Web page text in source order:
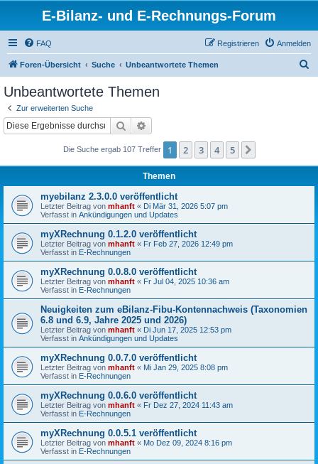
E-Bilanz- und E-Rechnungs-Forum
FAQ Anmelden
Registrieren
Foren-Übersicht Suche Unbeantwortete Themen
Unbeantwortete Themen
Zur erweiterten Suche
Suche
Die Suche ergab 107 Treffer 1 2 3 4 5
Themen
myebilanz 2.3.0.0 veröffentlicht
Letzter Beitrag von mhanft « Di Mär 31, 2026 5:07 pm
Verfasst in Ankündigungen und Updates
myXRechnung 0.1.2.0 veröffentlicht
Letzter Beitrag von mhanft « Fr Feb 27, 2026 12:49 pm
Verfasst in E-Rechnungen
myXRechnung 0.0.8.0 veröffentlicht
Letzter Beitrag von mhanft « Fr Jul 04, 2025 10:36 am
Verfasst in E-Rechnungen
Neuigkeiten zum eBilanz-Fibu-Kontennachweis (Taxonomien
6.8 und 6.9, Jahre 2025 und 2026)
Letzter Beitrag von mhanft « Di Jun 17, 2025 12:53 pm
Verfasst in Ankündigungen und Updates
myXRechnung 0.0.7.0 veröffentlicht
Letzter Beitrag von mhanft « Mi Jan 29, 2025 8:08 pm
Verfasst in E-Rechnungen
myXRechnung 0.0.6.0 veröffentlicht
Letzter Beitrag von mhanft « Fr Dez 27, 2024 11:43 am
Verfasst in E-Rechnungen
myXRechnung 0.0.5.1 veröffentlicht
Letzter Beitrag von mhanft « Mo Dez 09, 2024 8:16 pm
Verfasst in E-Rechnungen